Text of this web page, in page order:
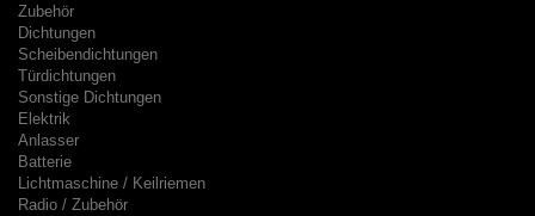
Zubehör
Dichtungen
Scheibendichtungen
Türdichtungen
Sonstige Dichtungen
Elektrik
Anlasser
Batterie
Lichtmaschine / Keilriemen
Radio / Zubehör